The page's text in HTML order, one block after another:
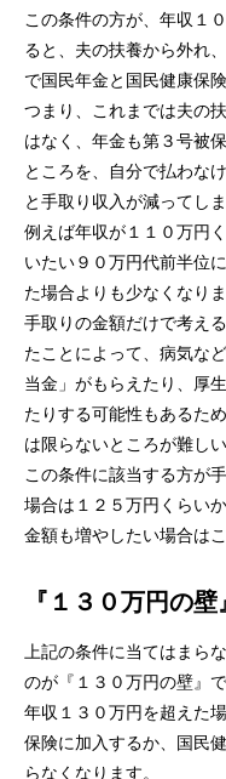
この条件の方が、年収１
ると、夫の扶養から外れ
で国民年金と国民健康保
つまり、これまでは夫の
はなく、年金も第３号被
ところを、自分で払わな
と手取り収入が減ってし
例えば年収が１１０万円
いたい９０万円代前半位
た場合よりも少なくなりま
手取りの金額だけで考え
たことによって、病気な
当金」がもらえたり、厚
たりする可能性もあるた
は限らないところが難し
この条件に該当する方が
場合は１２５万円くらい
金額も増やしたい場合は
『１３０万円の壁
上記の条件に当てはまら
のが『１３０万円の壁』で
年収１３０万円を超えた
保険に加入するか、国民
らなくなります。